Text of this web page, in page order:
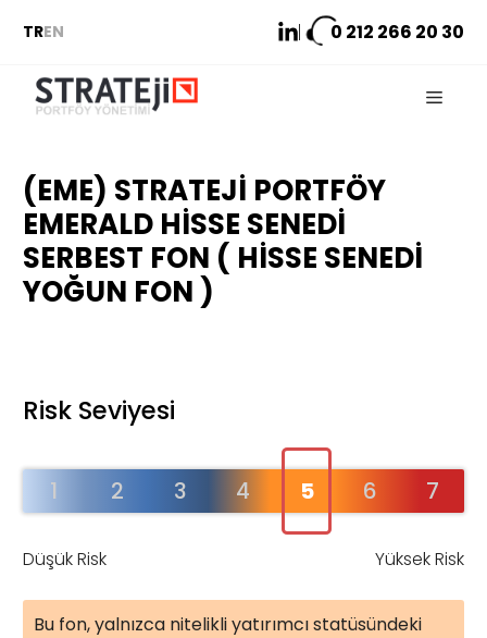
atlaTREN 0 212 266 20 30
Menu
(EME) STRATEJI PORTFÖY
EMERALD HISSE SENEDI
SERBEST FON ( HISSE SENEDI
YOĞUN FON )
Risk Seviyesi
1 2 3 4 5 6 7
Düşük Risk Yüksek Risk
Bu fon, yalnızca nitelikli yatırımcı statüsündeki